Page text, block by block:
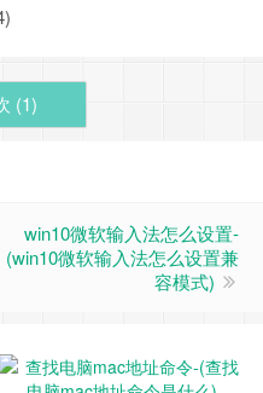
(1)
win10微软输入法怎么设置-
(win10微软输入法怎么设置兼
容模式)